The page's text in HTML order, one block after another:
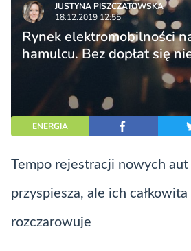
JUSTYNA PISZCZATOWSKA
18.12.2019 12:55
Rynek elektromobilności
hamulcu. Bez dopłat się
ENERGIA
Tempo rejestracji nowych aut
przyspiesza, ale ich całkowita
rozczarowuje